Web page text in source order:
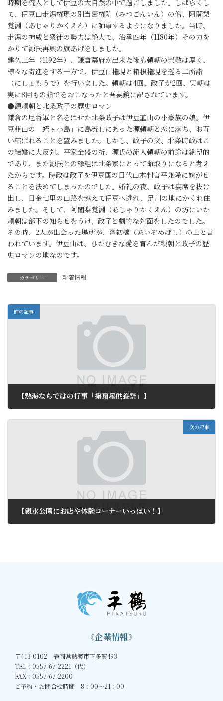
時期を流人として伊豆の大自然の中で過ごしました。しばらくし
て、伊豆山走湯権現の別当密権院（みつごんいん）の僧、阿闍梨
覚淵（あじゃりかくえん）に師事するようになりました。当時、
走湯の神威と衆徒の勢力は絶大で、治承四年（1180年）その力を
かりて源氏再興の旗あげをしました。
建久三年（1192年）、鎌倉幕府が出来た後も頼朝の崇敬は厚く、
様々な寄進をする一方で、伊豆山権現と箱根権現を巡る二所詣
（にしょもうで）を行いました。頼朝は4回、政子が2回、実朝は
実に8回もの詣でをおこなったと吾妻鏡に記されています。
●源頼朝と北条政子の歴史ロマン
鎌倉の尼将軍と名をはせた北条政子は伊豆韮山の小豪族の娘。伊
豆韮山の「蛭ヶ小島」に島流しにあった源頼朝と恋に落ち、お互
い結ばれることを望みました。しかし、政子の父、北条時政はこ
の結婚に大反対。平家全盛の折、源氏の流人頼朝の前途は絶望的
であり、また源氏との縁組は北条家にとって命取りになると考え
たからです。時政は政子を伊豆国の目代山木判官平兼隆に嫁がせ
ることを決めてしまったのでした。婚礼の夜、政子は宴席を抜け
出し、日金七里の山路を越えて伊豆へ逃れ、足川の地にかくれ住
みました。そして、阿闍梨覚淵（あじゃりかくえん）の坊にいた
頼朝は部下の知らせをうけ、政子と劇的な対面をしたのでした。
その時、2人が出会った場所が、逢初橋（あいぞめばし）の上と言
われています。伊豆山は、ひたむきな愛を育んだ頼朝と政子の歴
史ロマンの地なのです。
カテゴリー 新着情報
前の記事
【熱海ならではの行事「撥扇塚供養祭」】
次の記事
【親水公園にお店や体験コーナーいっぱい！】
《企業情報》
〒413-0102 静岡県熱海市下多賀493
TEL：0557-67-2221（代）
FAX：0557-67-2200
ご予約・お問合せ時間 8：00～21：00